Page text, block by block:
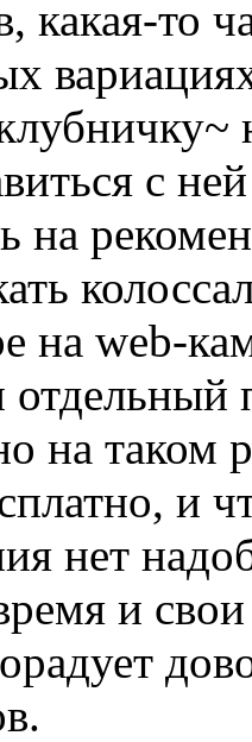
какая-то
с
на
на web-
на таком
и
нет
и